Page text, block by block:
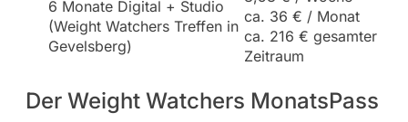
6 Monate Digital + Studio
(Weight Watchers Treffen in
Gevelsberg)
ca. 36 € / Monat
ca. 216 € gesamter
Zeitraum
Der Weight Watchers MonatsPass